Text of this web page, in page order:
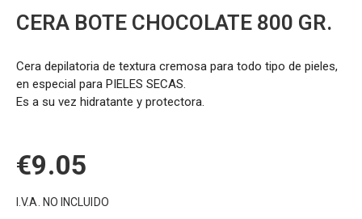
CERA BOTE CHOCOLATE 800 GR.
Cera depilatoria de textura cremosa para todo tipo de pieles,
en especial para PIELES SECAS.
Es a su vez hidratante y protectora.
€9.05
I.V.A. NO INCLUIDO